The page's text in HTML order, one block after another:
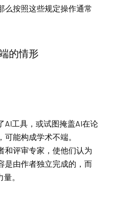
么按照这些规定操作通常
的情形
AI工具，或试图掩盖AI在论
能构成学术不端。
和评审专家，使他们认为
是由作者独立完成的，而
。